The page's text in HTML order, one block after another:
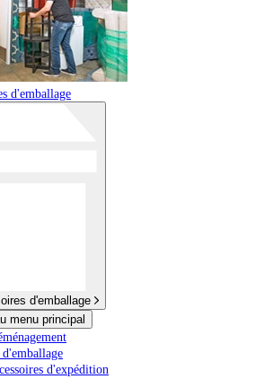
d'emballage
d'emballage
menu principal
d'emballage
d'expédition